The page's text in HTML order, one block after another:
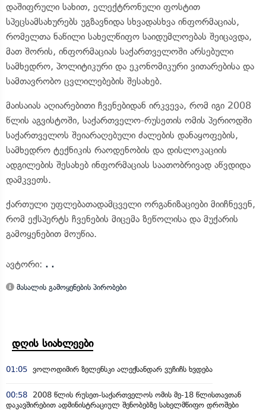
დაშიფრული სახით, ელექტრონული ფოსტით
სპეცსამსახურებს უგზავნიდა სხვადასხვა ინფორმაციას,
რომელთა ნაწილი სახელწიფო საიდუმლოებას შეიცავდა,
მათ შორის, ინფორმაციას საქართველოში არსებული
სამხედრო, პოლიტიკური და ეკონომიკური ვითარებისა და
სამთავრობო ცვლილებების შესახებ.
მაისაიას აღიარებითი ჩვენებიდან ირკვევა, რომ იგი 2008
წლის აგვისტოში, საქართველო-რუსეთის ომის პერიოდში
საქართველოს შეიარაღებული ძალების დანაყოფების,
სამხედრო ტექნიკის რაოდენობის და დისლოკაციის
ადგილების შესახებ ინფორმაციას საათობრივად აწვდიდა
დამკვეთს.
ქართული უფლებათადამცველი ორგანიზაციები მიიჩნევენ,
რომ ექსპერტს ჩვენების მიცემა ზეწოლისა და მუქარის
გამოყენებით მოუწია.
ავტორი: . .
მასალის გამოყენების პირობები
დღის სიახლეები
01:05 ვოლოდიმირ ზელენსკი ალექსანდარ ვუჩიჩს ხვდება
00:58
2008 წლის რუსეთ-საქართველოს ომის მე-18 წლისთავთან
დაკავშირებით ადმინისტრაციულ შენობებზე სახელმწიფო დროშები